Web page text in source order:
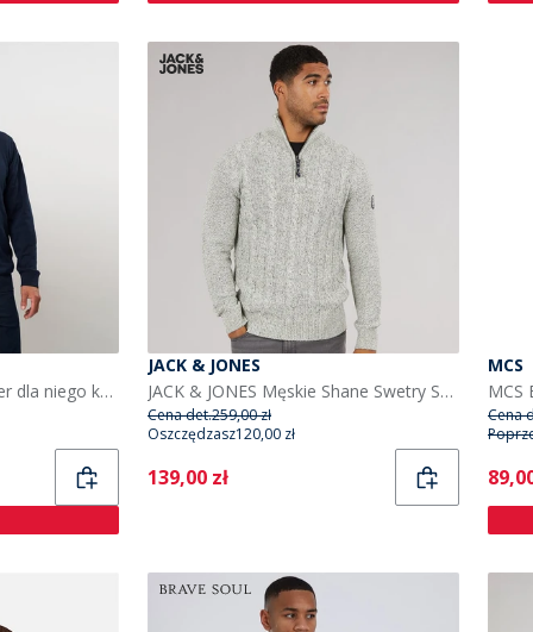
MCS Eli dzianinowy sweter dla niego kolor Dark Sapphire
JACK & JONES
JACK & JONES Męskie Shane Swetry Szary Margielowy
Cena det.259,00 zł
Oszczędzasz120,00 zł
Current
139,00 zł
MCS
Cena